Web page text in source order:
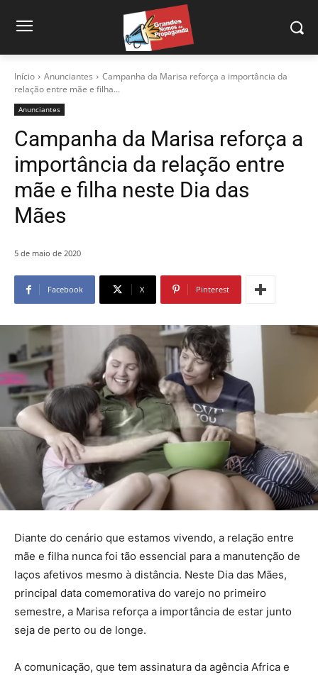
Início Anunciantes
Campanha da Marisa reforça a importância da
relação entre mãe e filha...
Anunciantes
Campanha da Marisa reforça a
importância da relação entre
mãe e filha neste Dia das
Mães
5 de maio de 2020
Facebook X Pinterest
Diante do cenário que estamos vivendo, a relação entre
mãe e filha nunca foi tão essencial para a manutenção de
laços afetivos mesmo à distância. Neste Dia das Mães,
principal data comemorativa do varejo no primeiro
semestre, a Marisa reforça a importância de estar junto
seja de perto ou de longe.
A comunicação, que tem assinatura da agência Africa e